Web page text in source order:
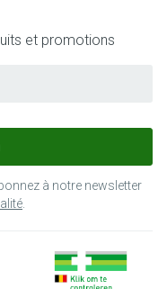
et promotions
à notre newsletter